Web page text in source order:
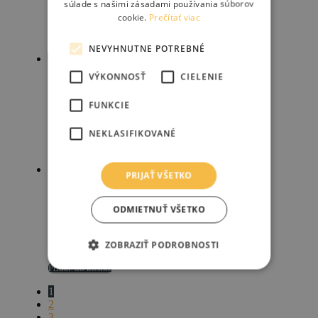
Pridať do košíka
Zľava!
BROOKS C17 cambium Carved orange
114.75€ 135.00€
BROOKS C17 cambium Carved octane
135.00€
Pridať do košíka
1
2
súlade s našimi zásadami používania súborov
cookie. Prečítať viac
NEVYHNUTNE POTREBNÉ
VÝKONNOSŤ CIELENIE
FUNKCIE
NEKLASIFIKOVANÉ
PRIJAŤ VŠETKO
ODMIETNUŤ VŠETKO
ZOBRAZIŤ PODROBNOSTI